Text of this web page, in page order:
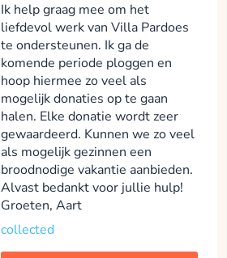
Ik help graag mee om het
liefdevol werk van Villa Pardoes
te ondersteunen. Ik ga de
komende periode ploggen en
hoop hiermee zo veel als
mogelijk donaties op te gaan
halen. Elke donatie wordt zeer
gewaardeerd. Kunnen we zo veel
als mogelijk gezinnen een
broodnodige vakantie aanbieden.
Alvast bedankt voor jullie hulp!
Groeten, Aart
collected
Topactie. Let's go!
collected
Donate
Acuity B.V.
collected